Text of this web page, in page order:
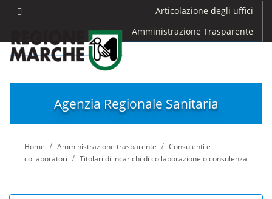
Articolazione degli uffici
Amministrazione Trasparente
Agenzia Regionale Sanitaria
Home / Amministrazione trasparente / Consulenti e
collaboratori / Titolari di incarichi di collaborazione o consulenza